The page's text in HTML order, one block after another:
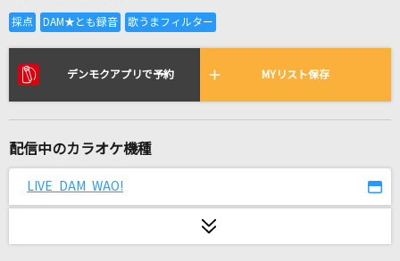
全国りれき
リアルタイムで歌われている曲の一覧
KICK BACK(ビデオクリップバージョン)
[良音]三日月
デンモクアプリで予約 MYリスト保存
配信中のカラオケ機種
LIVE DAM WAO!